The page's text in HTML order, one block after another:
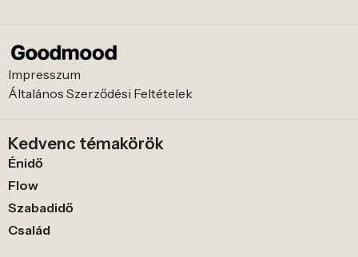
Impresszum
Általános Szerződési Feltételek
Kedvenc témakörök
Énidő
Flow
Szabadidő
Család